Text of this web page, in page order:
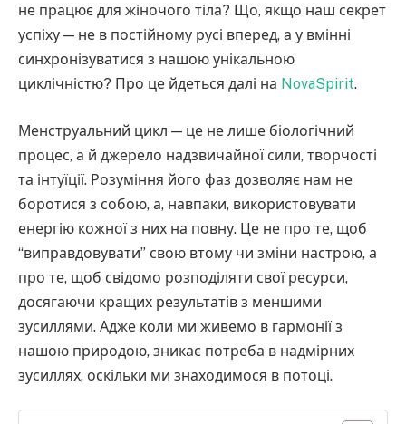
не працює для жіночого тіла? Що, якщо наш секрет
успіху — не в постійному русі вперед, а у вмінні
синхронізуватися з нашою унікальною
циклічністю? Про це йдеться далі на NovaSpirit.
Менструальний цикл — це не лише біологічний
процес, а й джерело надзвичайної сили, творчості
та інтуїції. Розуміння його фаз дозволяє нам не
боротися з собою, а, навпаки, використовувати
енергію кожної з них на повну. Це не про те, щоб
“виправдовувати” свою втому чи зміни настрою, а
про те, щоб свідомо розподіляти свої ресурси,
досягаючи кращих результатів з меншими
зусиллями. Адже коли ми живемо в гармонії з
нашою природою, зникає потреба в надмірних
зусиллях, оскільки ми знаходимося в потоці.